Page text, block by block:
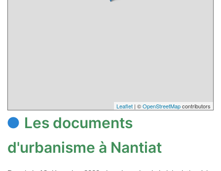
Leaflet | ©OpenStreetMapcontributors
Les documents
d'urbanisme à Nantiat